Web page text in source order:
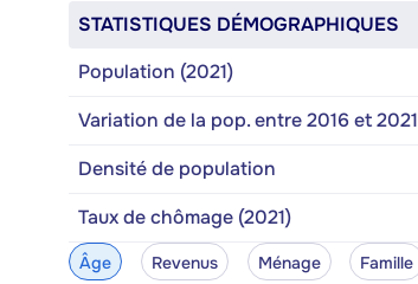
STATISTIQUES DÉMOGRAPHIQUES
Population (2021)
Variation de la pop. entre 2016 et 2021
Densité de population
Taux de chômage (2021)
Âge Revenus Ménage Famille